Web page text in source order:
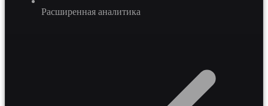
Расширенная аналитика